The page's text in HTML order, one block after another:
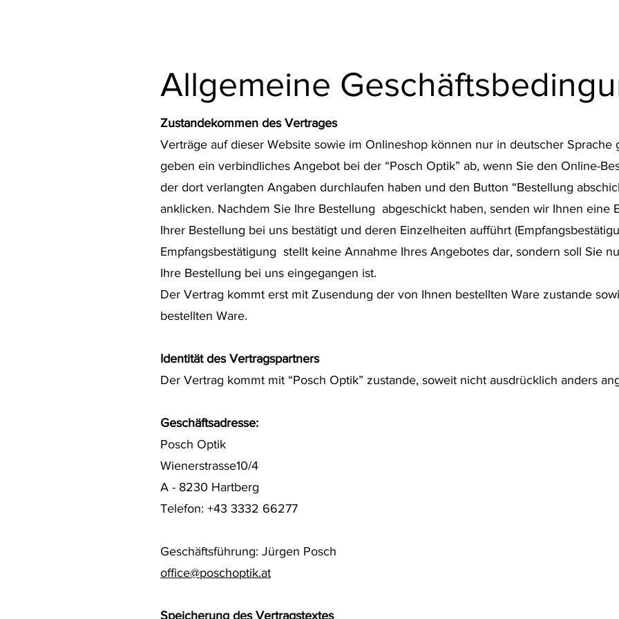
Allgemeine
Zustandekommen des Vertrages
Verträge auf dieser Website sowie im Onlineshop können nur in deutscher
geben ein verbindliches Angebot bei der “Posch Optik” ab, wenn Sie den Online-
der dort verlangten Angaben durchlaufen haben und den Button “Bestellung
anklicken. Nachdem Sie Ihre Bestellung abgeschickt haben, senden wir Ihnen eine
Ihrer Bestellung bei uns bestätigt und deren Einzelheiten aufführt
Empfangsbestätigung stellt keine Annahme Ihres Angebotes dar, sondern soll Sie
Ihre Bestellung bei uns eingegangen ist.
Der Vertrag kommt erst mit Zusendung der von Ihnen bestellten Ware zustande
bestellten Ware.
‍Identität des Vertragspartners
Der Vertrag kommt mit “Posch Optik” zustande, soweit nicht ausdrücklich anders
Geschäftsadresse:
Posch Optik
Wienerstrasse10/4
A - 8230 Hartberg
Telefon: +43 3332 66277
Geschäftsführung: Jürgen Posch
office@poschoptik.at
‍Speicherung des Vertragstextes